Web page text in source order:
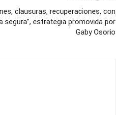
clausuras, recuperaciones, con
segura”, estrategia promovida por
Gaby Osorio